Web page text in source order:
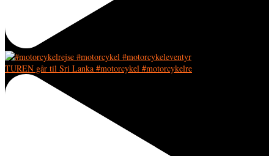
TUREN går til Sri Lanka #motorcykel #motorcykelre